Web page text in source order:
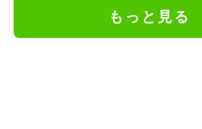
もっと見る